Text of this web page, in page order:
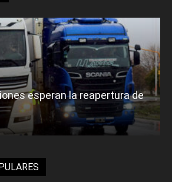
esperan la reapertura de